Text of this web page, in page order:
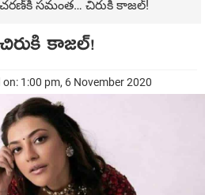
చరణ్‍కి సమంత… చిరుకి కాజల్‍!
కాజల్‍!
on: 1:00 pm, 6 November 2020